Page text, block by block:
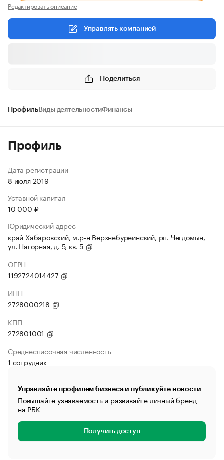
Редактировать описание
Управлять компанией
Поделиться
ПрофильВиды деятельностиФинансы
Профиль
Дата регистрации
8 июля 2019
Уставной капитал
10 000 ₽
Юридический адрес
край Хабаровский, м.р-н Верхнебуреинский, рп. Чегдомын,
ул. Нагорная, д. 5, кв. 5
ОГРН
1192724014427
ИНН
2728000218
КПП
272801001
Среднесписочная численность
1 сотрудник
Управляйте профилем бизнеса и публикуйте новости
Повышайте узнаваемость и развивайте личный бренд
на РБК
Получить доступ